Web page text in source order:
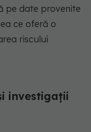
pe date provenite
ce oferă o
riscului
investigații